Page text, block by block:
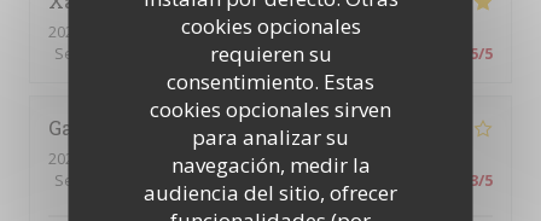
cookies opcionales
requieren su
consentimiento. Estas
cookies opcionales sirven
para analizar su
navegación, medir la
audiencia del sitio, ofrecer
2026-08-07
- 19:30 - Invitados 4
Servicio
Ambiente: 5/5 Menú :5/5 5/5
Gaëtane
2026-08-07
- 12:30 - Invitados 1
Servicio
Ambiente: 5 /5 Menú : 3/5 Calidad / Precio 3/5